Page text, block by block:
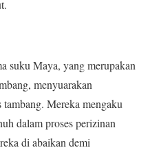
suku Maya, yang merupakan
menyuarakan
Mereka mengaku
dalam proses perizinan
di abaikan demi